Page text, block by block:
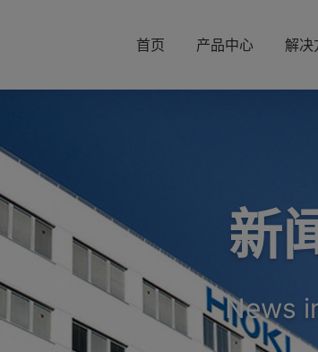
首页 产品中心 解决
新
News